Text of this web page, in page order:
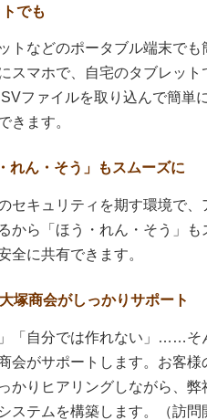
でも
トなどのポータブル端末でも
スマホで、自宅のタブレット
ファイルを取り込んで簡単
きます。
れん・そう」もスムーズに
セキュリティを期す環境で、
から「ほう・れん・そう」も
全に共有できます。
塚商会がしっかりサポート
」「自分では作れない」……そ
会がサポートします。お客様
かりヒアリングしながら、弊
ステムを構築します。（訪問